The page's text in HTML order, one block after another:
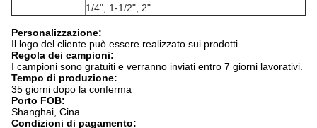
1/4", 1-1/2", 2"
Personalizzazione:
Il logo del cliente può essere realizzato sui prodotti.
Regola dei campioni:
I campioni sono gratuiti e verranno inviati entro 7 giorni lavorativi.
Tempo di produzione:
35 giorni dopo la conferma
Porto FOB:
Shanghai, Cina
Condizioni di pagamento: